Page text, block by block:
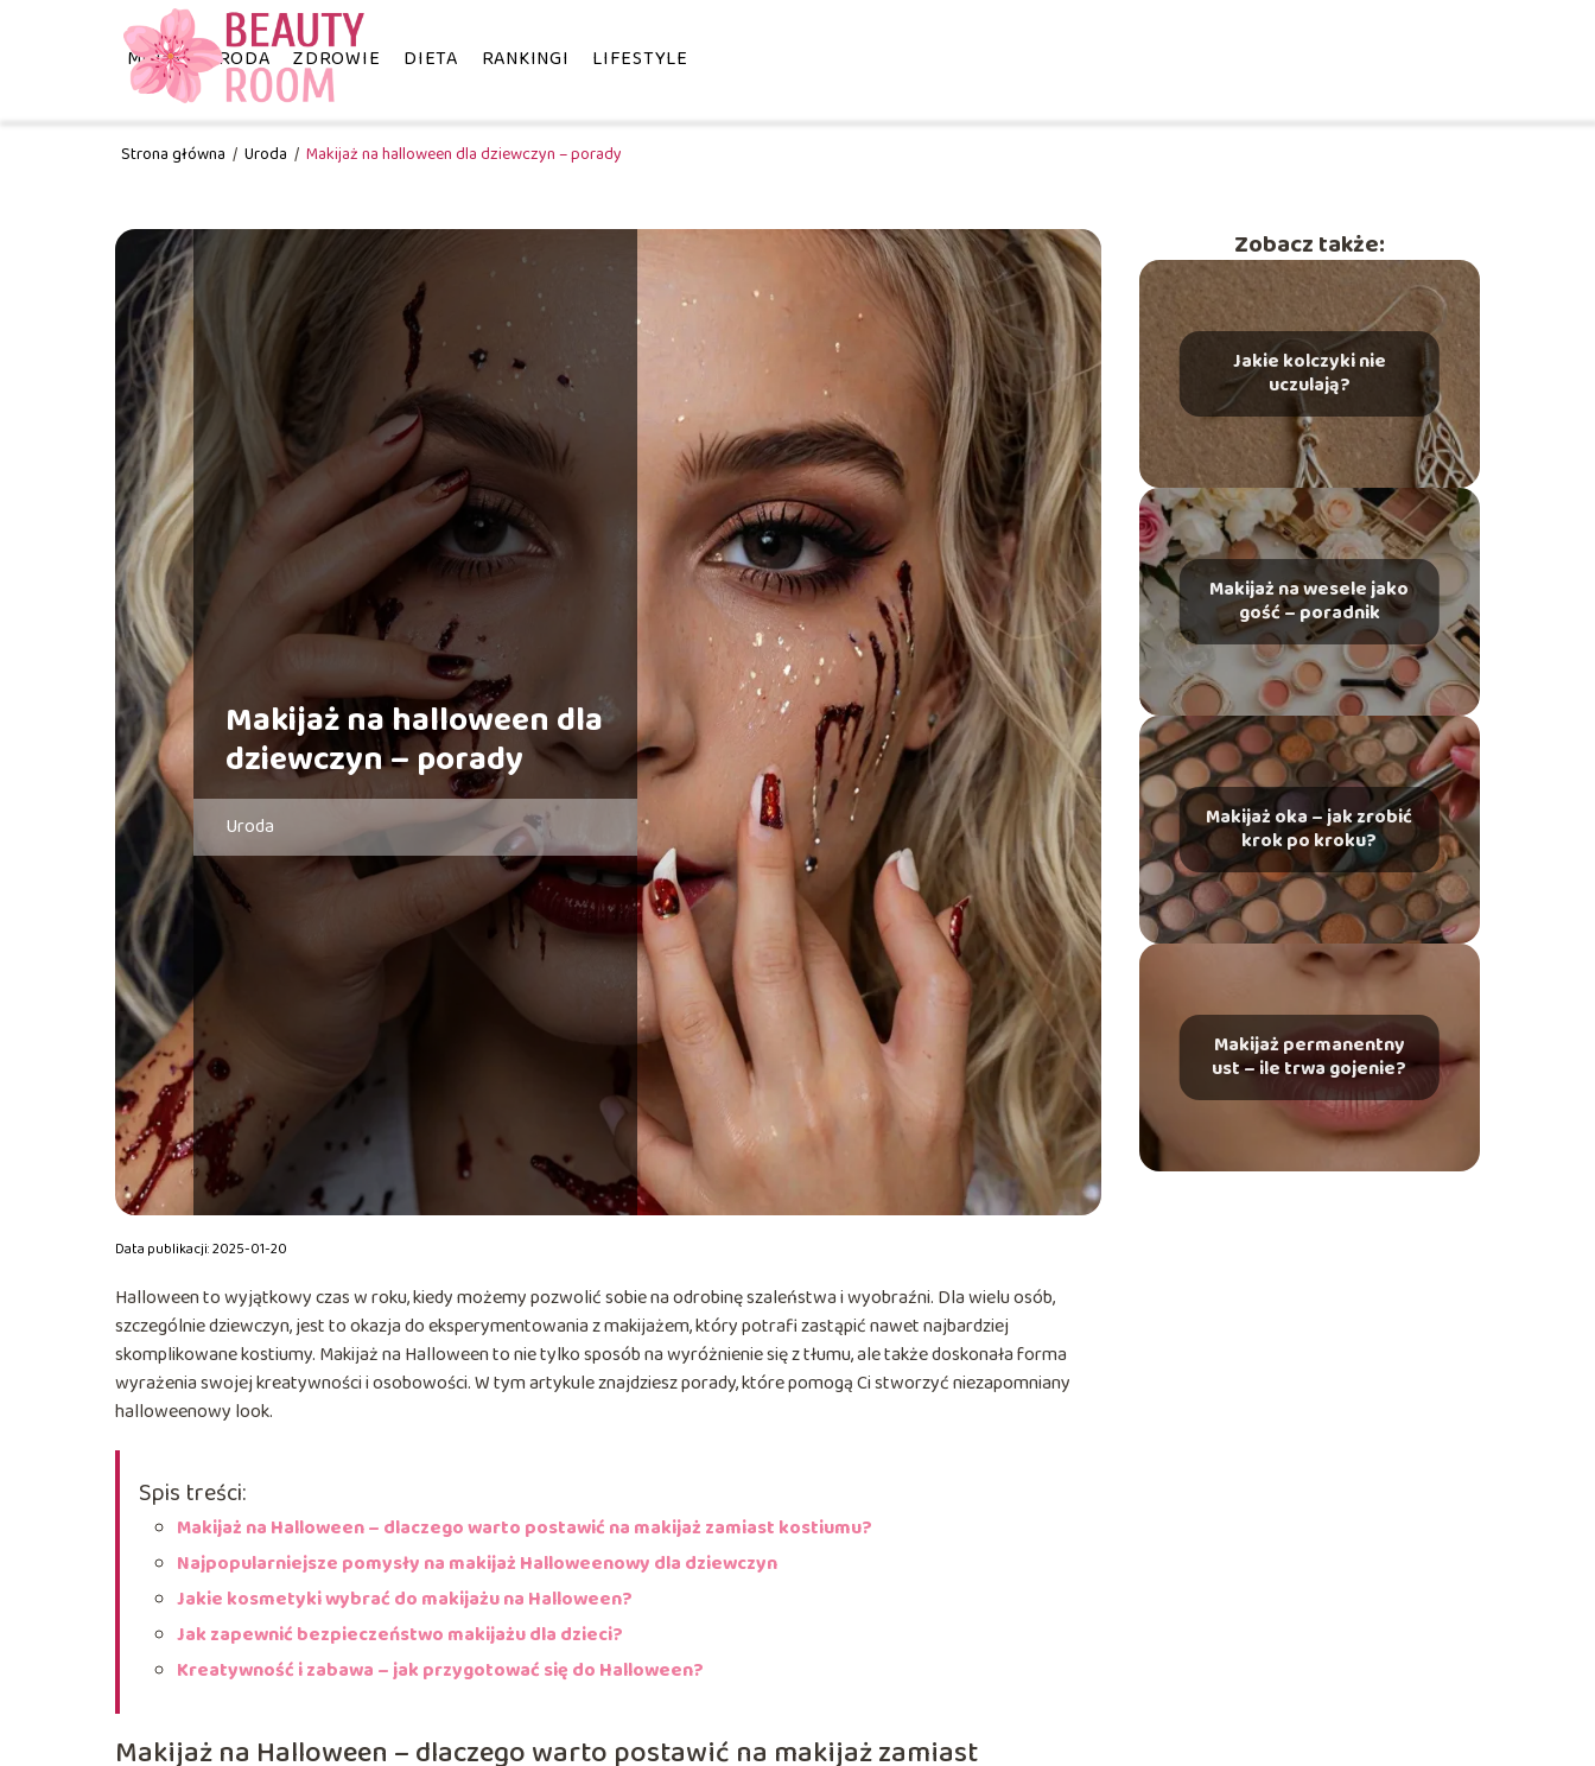
MODA URODA ZDROWIE DIETA RANKINGI LIFESTYLE
Strona główna / Uroda / Makijaż na halloween dla dziewczyn – porady
Makijaż na halloween dla
dziewczyn – porady
Uroda
Data publikacji: 2025-01-20
Halloween to wyjątkowy czas w roku, kiedy możemy pozwolić sobie na odrobinę szaleństwa i wyobraźni. Dla wielu osób,
szczególnie dziewczyn, jest to okazja do eksperymentowania z makijażem, który potrafi zastąpić nawet najbardziej
skomplikowane kostiumy. Makijaż na Halloween to nie tylko sposób na wyróżnienie się z tłumu, ale także doskonała forma
wyrażenia swojej kreatywności i osobowości. W tym artykule znajdziesz porady, które pomogą Ci stworzyć niezapomniany
halloweenowy look.
Spis treści:
Makijaż na Halloween – dlaczego warto postawić na makijaż zamiast kostiumu?
Najpopularniejsze pomysły na makijaż Halloweenowy dla dziewczyn
Jakie kosmetyki wybrać do makijażu na Halloween?
Jak zapewnić bezpieczeństwo makijażu dla dzieci?
Kreatywność i zabawa – jak przygotować się do Halloween?
Makijaż na Halloween – dlaczego warto postawić na makijaż zamiast
Zobacz także:
Jakie kolczyki nie
uczulają?
Makijaż na wesele jako
gość – poradnik
Makijaż oka – jak zrobić
krok po kroku?
Makijaż permanentny
ust – ile trwa gojenie?